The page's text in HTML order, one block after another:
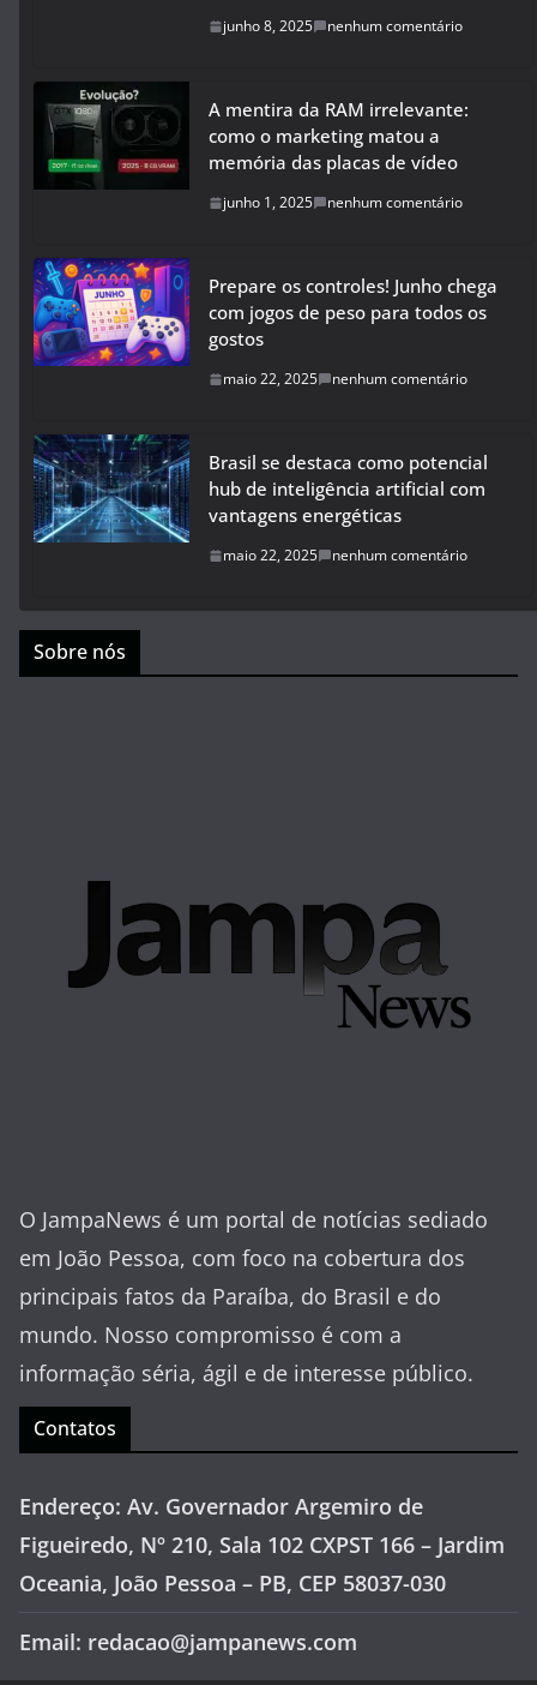
junho 8, 2025 nenhum comentário
A mentira da RAM irrelevante:
como o marketing matou a
memória das placas de vídeo
junho 1, 2025 nenhum comentário
Prepare os controles! Junho chega
com jogos de peso para todos os
gostos
maio 22, 2025 nenhum comentário
Brasil se destaca como potencial
hub de inteligência artificial com
vantagens energéticas
maio 22, 2025 nenhum comentário
Sobre nós
O JampaNews é um portal de notícias sediado
em João Pessoa, com foco na cobertura dos
principais fatos da Paraíba, do Brasil e do
mundo. Nosso compromisso é com a
informação séria, ágil e de interesse público.
Contatos
Endereço: Av. Governador Argemiro de
Figueiredo, Nº 210, Sala 102 CXPST 166 – Jardim
Oceania, João Pessoa – PB, CEP 58037-030
Email: redacao@jampanews.com